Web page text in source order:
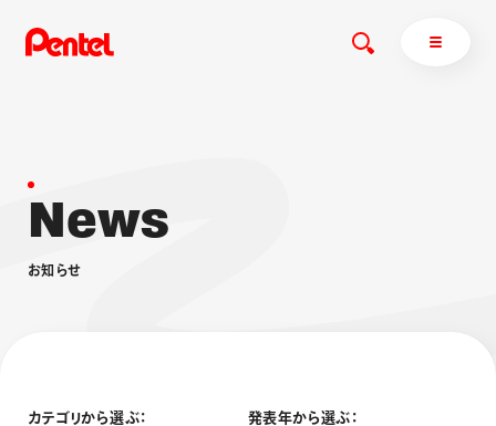
商品を探す
News
お知 らせ
カテゴリから選ぶ： 発表年から選ぶ：